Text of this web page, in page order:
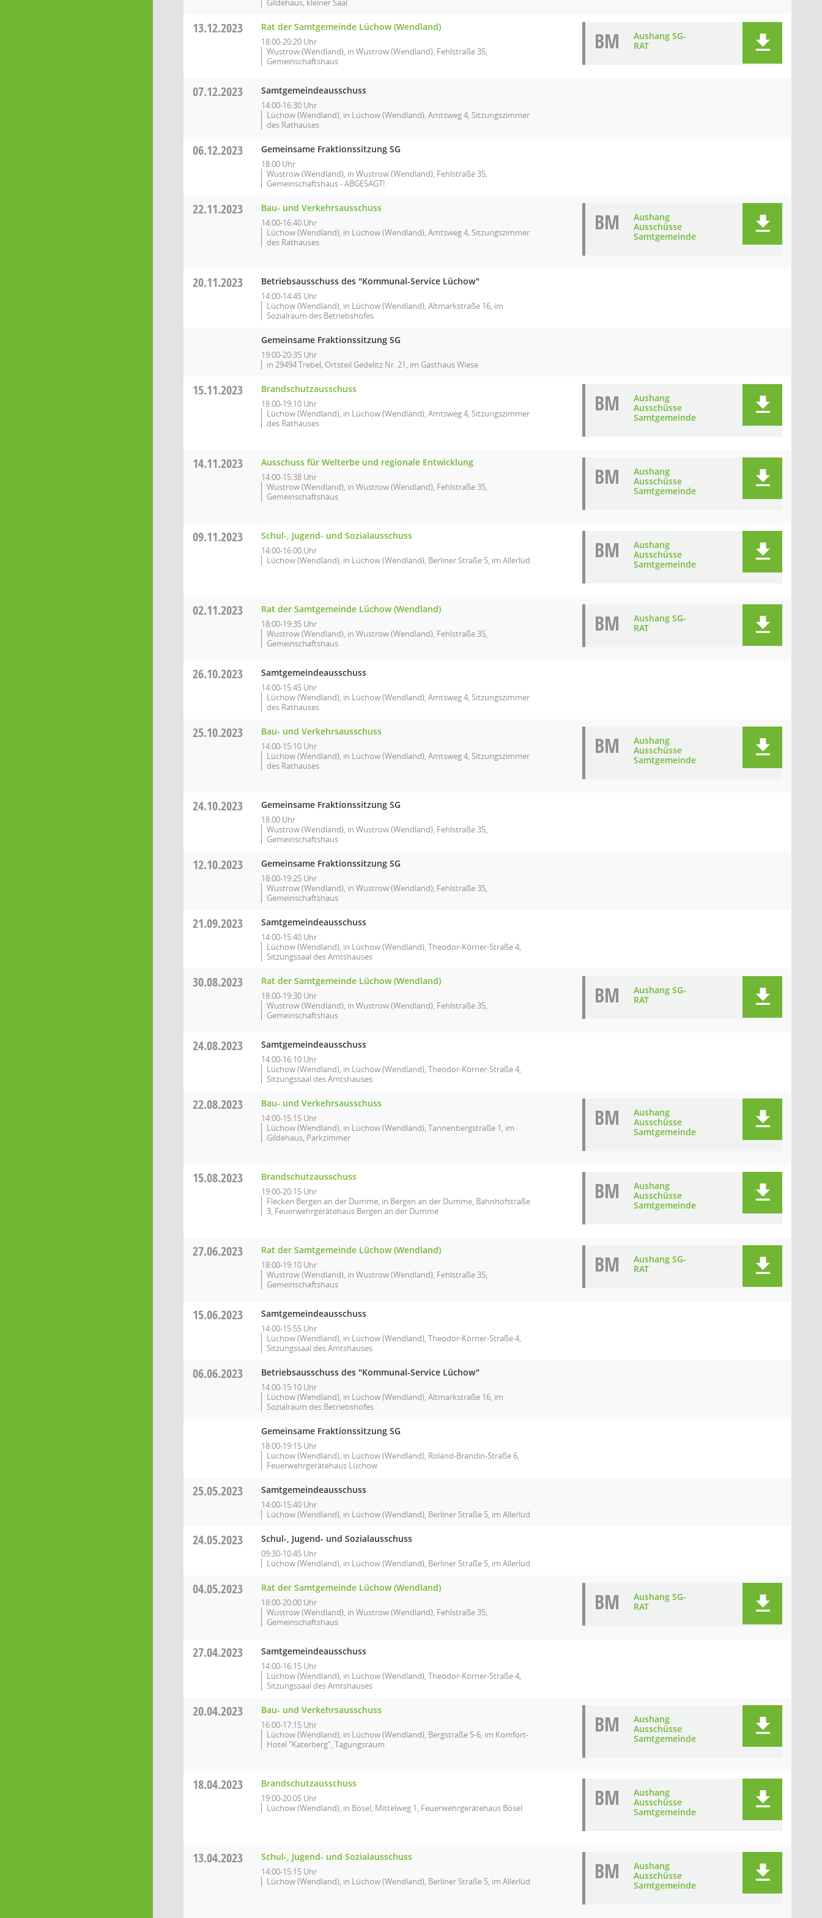
Gildehaus, kleiner Saal
13.12.2023 Rat der Samtgemeinde Lüchow (Wendland)
18:00-20:20 Uhr
Wustrow (Wendland), in Wustrow (Wendland), Fehlstraße 35,
Gemeinschaftshaus
BM
Aushang SG-
RAT
07.12.2023 Samtgemeindeausschuss
14:00-16:30 Uhr
Lüchow (Wendland), in Lüchow (Wendland), Amtsweg 4, Sitzungszimmer
des Rathauses
06.12.2023 Gemeinsame Fraktionssitzung SG
18:00 Uhr
Wustrow (Wendland), in Wustrow (Wendland), Fehlstraße 35,
Gemeinschaftshaus - ABGESAGT!
22.11.2023 Bau- und Verkehrsausschuss
14:00-16:40 Uhr
Lüchow (Wendland), in Lüchow (Wendland), Amtsweg 4, Sitzungszimmer
des Rathauses
BM
Aushang
Ausschüsse
Samtgemeinde
20.11.2023 Betriebsausschuss des "Kommunal-Service Lüchow"
14:00-14:45 Uhr
Lüchow (Wendland), in Lüchow (Wendland), Altmarkstraße 16, im
Sozialraum des Betriebshofes
Gemeinsame Fraktionssitzung SG
19:00-20:35 Uhr
in 29494 Trebel, Ortsteil Gedelitz Nr. 21, im Gasthaus Wiese
15.11.2023 Brandschutzausschuss
18:00-19:10 Uhr
Lüchow (Wendland), in Lüchow (Wendland), Amtsweg 4, Sitzungszimmer
des Rathauses
BM
Aushang
Ausschüsse
Samtgemeinde
14.11.2023 Ausschuss für Welterbe und regionale Entwicklung
14:00-15:38 Uhr
Wustrow (Wendland), in Wustrow (Wendland), Fehlstraße 35,
Gemeinschaftshaus
BM
Aushang
Ausschüsse
Samtgemeinde
09.11.2023 Schul-, Jugend- und Sozialausschuss
14:00-16:00 Uhr
Lüchow (Wendland), in Lüchow (Wendland), Berliner Straße 5, im Allerlüd
BM
Aushang
Ausschüsse
Samtgemeinde
02.11.2023 Rat der Samtgemeinde Lüchow (Wendland)
18:00-19:35 Uhr
Wustrow (Wendland), in Wustrow (Wendland), Fehlstraße 35,
Gemeinschaftshaus
BM
Aushang SG-
RAT
26.10.2023 Samtgemeindeausschuss
14:00-15:45 Uhr
Lüchow (Wendland), in Lüchow (Wendland), Amtsweg 4, Sitzungszimmer
des Rathauses
25.10.2023 Bau- und Verkehrsausschuss
14:00-15:10 Uhr
Lüchow (Wendland), in Lüchow (Wendland), Amtsweg 4, Sitzungszimmer
des Rathauses
BM
Aushang
Ausschüsse
Samtgemeinde
24.10.2023 Gemeinsame Fraktionssitzung SG
18:00 Uhr
Wustrow (Wendland), in Wustrow (Wendland), Fehlstraße 35,
Gemeinschaftshaus
12.10.2023 Gemeinsame Fraktionssitzung SG
18:00-19:25 Uhr
Wustrow (Wendland), in Wustrow (Wendland), Fehlstraße 35,
Gemeinschaftshaus
21.09.2023 Samtgemeindeausschuss
14:00-15:40 Uhr
Lüchow (Wendland), in Lüchow (Wendland), Theodor-Körner-Straße 4,
Sitzungssaal des Amtshauses
30.08.2023 Rat der Samtgemeinde Lüchow (Wendland)
18:00-19:30 Uhr
Wustrow (Wendland), in Wustrow (Wendland), Fehlstraße 35,
Gemeinschaftshaus
BM
Aushang SG-
RAT
24.08.2023 Samtgemeindeausschuss
14:00-16:10 Uhr
Lüchow (Wendland), in Lüchow (Wendland), Theodor-Körner-Straße 4,
Sitzungssaal des Amtshauses
22.08.2023 Bau- und Verkehrsausschuss
14:00-15:15 Uhr
Lüchow (Wendland), in Lüchow (Wendland), Tannenbergstraße 1, im
Gildehaus, Parkzimmer
BM
Aushang
Ausschüsse
Samtgemeinde
15.08.2023 Brandschutzausschuss
19:00-20:15 Uhr
Flecken Bergen an der Dumme, in Bergen an der Dumme, Bahnhofstraße
3, Feuerwehrgerätehaus Bergen an der Dumme
BM
Aushang
Ausschüsse
Samtgemeinde
27.06.2023 Rat der Samtgemeinde Lüchow (Wendland)
18:00-19:10 Uhr
Wustrow (Wendland), in Wustrow (Wendland), Fehlstraße 35,
Gemeinschaftshaus
BM
Aushang SG-
RAT
15.06.2023 Samtgemeindeausschuss
14:00-15:55 Uhr
Lüchow (Wendland), in Lüchow (Wendland), Theodor-Körner-Straße 4,
Sitzungssaal des Amtshauses
06.06.2023 Betriebsausschuss des "Kommunal-Service Lüchow"
14:00-15:10 Uhr
Lüchow (Wendland), in Lüchow (Wendland), Altmarkstraße 16, im
Sozialraum des Betriebshofes
Gemeinsame Fraktionssitzung SG
18:00-19:15 Uhr
Lüchow (Wendland), in Lüchow (Wendland), Roland-Brandin-Straße 6,
Feuerwehrgerätehaus Lüchow
25.05.2023 Samtgemeindeausschuss
14:00-15:40 Uhr
Lüchow (Wendland), in Lüchow (Wendland), Berliner Straße 5, im Allerlüd
24.05.2023 Schul-, Jugend- und Sozialausschuss
09:30-10:45 Uhr
Lüchow (Wendland), in Lüchow (Wendland), Berliner Straße 5, im Allerlüd
04.05.2023 Rat der Samtgemeinde Lüchow (Wendland)
18:00-20:00 Uhr
Wustrow (Wendland), in Wustrow (Wendland), Fehlstraße 35,
Gemeinschaftshaus
BM
Aushang SG-
RAT
27.04.2023 Samtgemeindeausschuss
14:00-16:15 Uhr
Lüchow (Wendland), in Lüchow (Wendland), Theodor-Körner-Straße 4,
Sitzungssaal des Amtshauses
20.04.2023 Bau- und Verkehrsausschuss
16:00-17:15 Uhr
Lüchow (Wendland), in Lüchow (Wendland), Bergstraße 5-6, im Komfort-
Hotel "Katerberg", Tagungsraum
BM
Aushang
Ausschüsse
Samtgemeinde
18.04.2023 Brandschutzausschuss
19:00-20:05 Uhr
Lüchow (Wendland), in Bösel, Mittelweg 1, Feuerwehrgerätehaus Bösel
BM
Aushang
Ausschüsse
Samtgemeinde
13.04.2023 Schul-, Jugend- und Sozialausschuss
14:00-15:15 Uhr
Lüchow (Wendland), in Lüchow (Wendland), Berliner Straße 5, im Allerlüd
BM
Aushang
Ausschüsse
Samtgemeinde